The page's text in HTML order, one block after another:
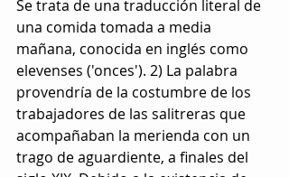
Se trata de una traducción literal de
una comida tomada a media
mañana, conocida en inglés como
elevenses ('onces'). 2) La palabra
provendría de la costumbre de los
trabajadores de las salitreras que
acompañaban la merienda con un
trago de aguardiente, a finales del